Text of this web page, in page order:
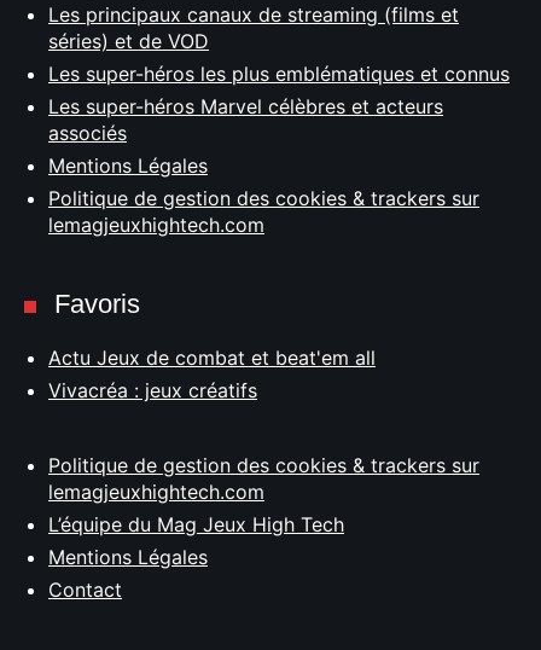
Les principaux canaux de streaming (films et
séries) et de VOD
Les super-héros les plus emblématiques et connus
Les super-héros Marvel célèbres et acteurs
associés
Mentions Légales
Politique de gestion des cookies & trackers sur
lemagjeuxhightech.com
Favoris
Actu Jeux de combat et beat'em all
Vivacréa : jeux créatifs
Politique de gestion des cookies & trackers sur
lemagjeuxhightech.com
L’équipe du Mag Jeux High Tech
Mentions Légales
Contact